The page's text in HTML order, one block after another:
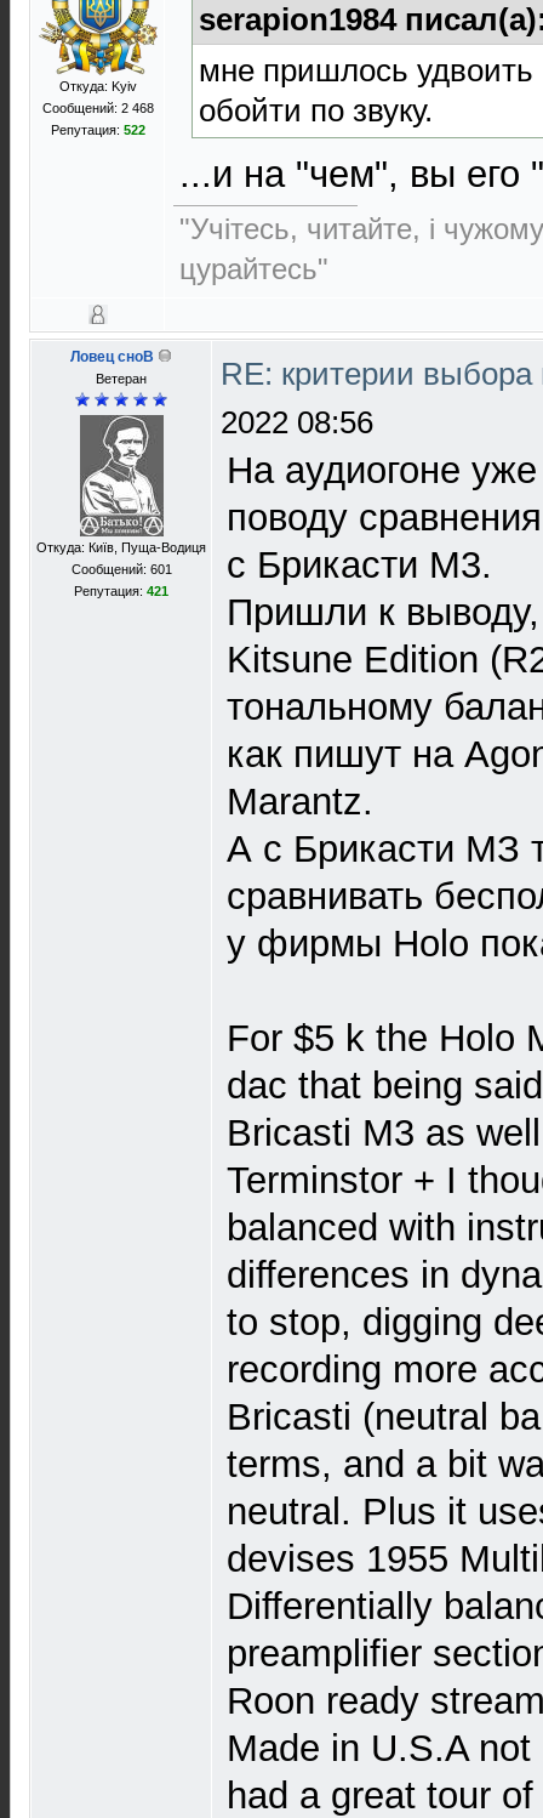
Откуда: Kyiv
Сообщений: 2 468
Репутация: 522
serapion1984
мне пришлось
обойти по звуку.
...и на "чем", вы его
"Учітесь, читайте, і
цурайтесь"
Ловец сноВ
Ветеран
Откуда: Київ, Пуща-Водиця
Сообщений: 601
Репутация: 421
RE: критерии
2022 08:56
На аудиогоне
поводу
с Брикасти М3.
Пришли к
Kitsune Edition
тональному
как пишут на
Marantz.
А с Брикасти МЗ
сравнивать
у фирмы Holo
For $5 k the Holo
dac that being
Bricasti M3 as
Terminstor + I
balanced with
differences in
to stop, digging
recording more
Bricasti (neutral
terms, and a bit
neutral. Plus it
devises 1955
Differentially
preamplifier
Roon ready
Made in U.S.A
had a great tour